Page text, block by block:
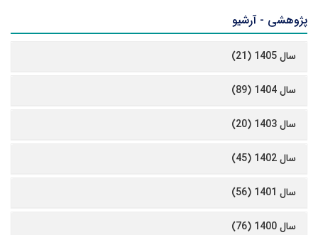
پژوهشی - آرشیو
سال 1405 (21)
سال 1404 (89)
سال 1403 (20)
سال 1402 (45)
سال 1401 (56)
سال 1400 (76)